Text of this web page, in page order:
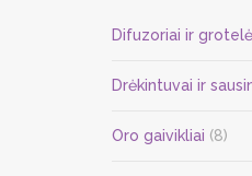
Difuzoriai ir
Drėkintuvai ir
Oro gaivikliai (8)